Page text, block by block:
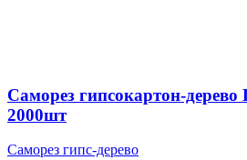
Саморез гипсокартон-
2000шт
Саморез гипс-дерево